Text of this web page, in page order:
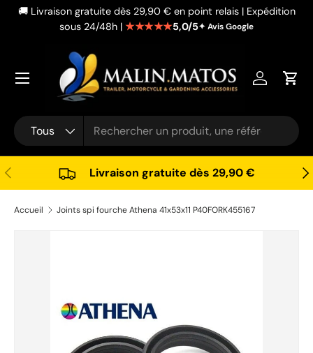
Aller au contenu
🚚 Livraison gratuite dès 29,90 € en point relais | Expédition
sous 24/48h | ★★★★★5,0/5✦ Avis Google
Recherche
Type de produit
Tous
Se
Précédent Livraison gratuite dès 29,90 €
Accueil Joints spi fourche Athena 41x53x11 P40FORK455167